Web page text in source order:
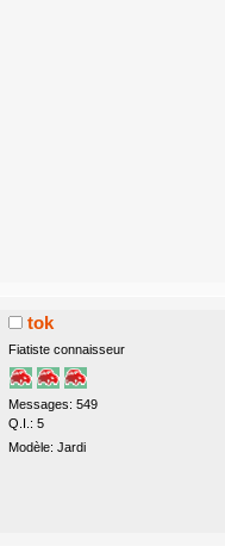
tok
Fiatiste connaisseur
Messages: 549
Q.I.: 5
Modèle: Jardi